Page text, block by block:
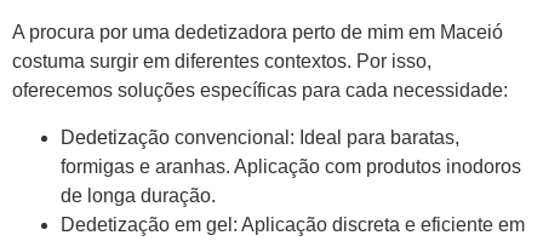
A procura por uma dedetizadora perto de mim em Maceió
costuma surgir em diferentes contextos. Por isso,
oferecemos soluções específicas para cada necessidade:
Dedetização convencional: Ideal para baratas,
formigas e aranhas. Aplicação com produtos inodoros
de longa duração.
Dedetização em gel: Aplicação discreta e eficiente em